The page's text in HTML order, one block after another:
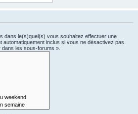
dans le(s)quel(s) vous souhaitez effectuer une
inclus si vous ne désactivez pas
dans les sous-forums ».